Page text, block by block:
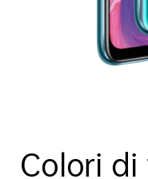
Colori di